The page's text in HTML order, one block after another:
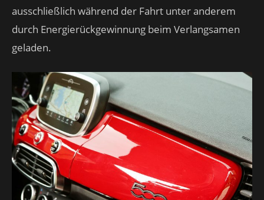
ausschließlich während der Fahrt unter anderem
durch Energierückgewinnung beim Verlangsamen
geladen.